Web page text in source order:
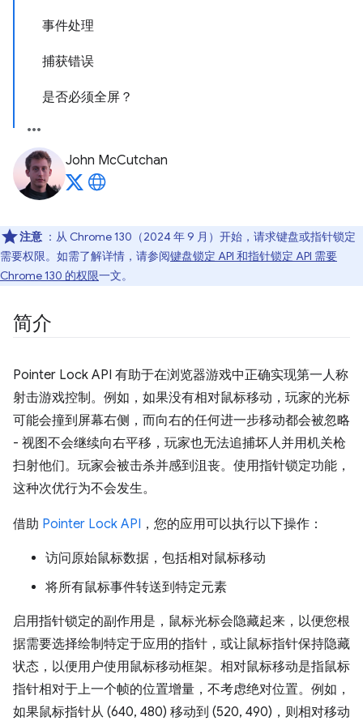
事件处理
捕获错误
是否必须全屏？
John McCutchan
注意 ：从 Chrome 130（2024 年 9 月）开始，请求键盘或指针锁定
需要权限。如需了解详情，请参阅键盘锁定 API 和指针锁定 API 需要
Chrome 130 的权限一文。
简介
Pointer Lock API 有助于在浏览器游戏中正确实现第一人称
射击游戏控制。例如，如果没有相对鼠标移动，玩家的光标
可能会撞到屏幕右侧，而向右的任何进一步移动都会被忽略
- 视图不会继续向右平移，玩家也无法追捕坏人并用机关枪
扫射他们。玩家会被击杀并感到沮丧。使用指针锁定功能，
这种次优行为不会发生。
借助 Pointer Lock API ，您的应用可以执行以下操作：
访问原始鼠标数据，包括相对鼠标移动
将所有鼠标事件转送到特定元素
启用指针锁定的副作用是，鼠标光标会隐藏起来，以便您根
据需要选择绘制特定于应用的指针，或让鼠标指针保持隐藏
状态，以便用户使用鼠标移动框架。相对鼠标移动是指鼠标
指针相对于上一个帧的位置增量，不考虑绝对位置。例如，
如果鼠标指针从 (640, 480) 移动到 (520, 490)，则相对移动